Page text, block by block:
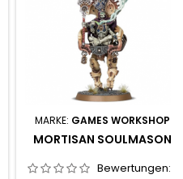
MARKE: GAMES WORKSHOP
MORTISAN SOULMASON
Bewertungen: